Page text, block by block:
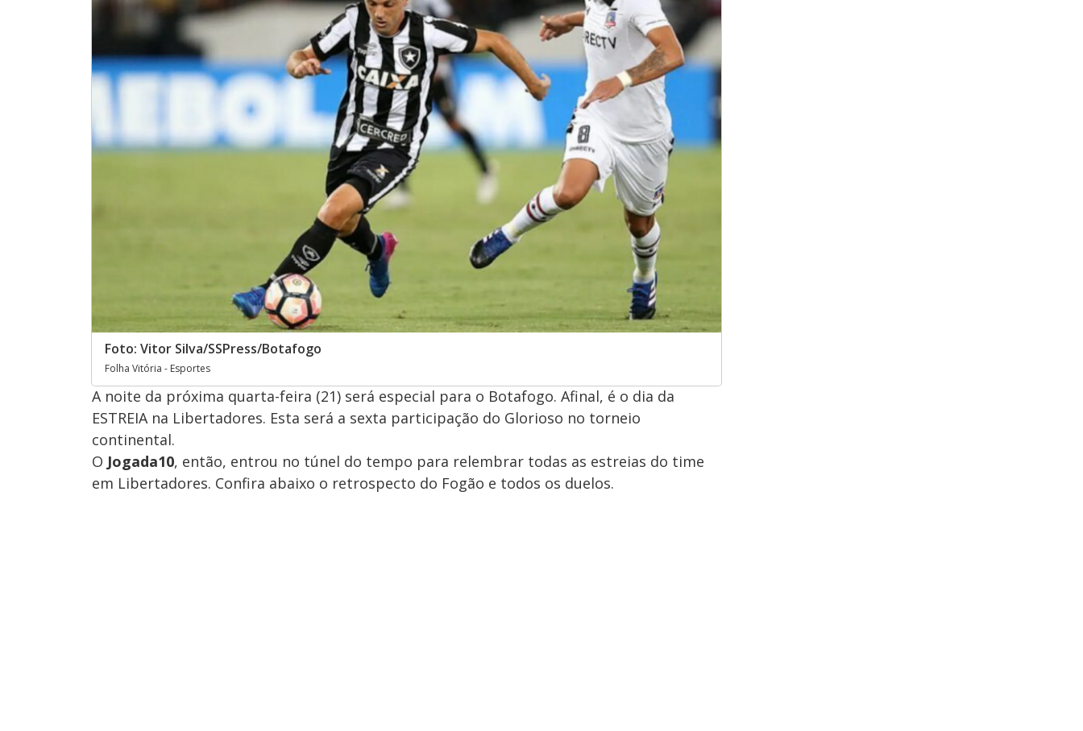
Foto: Vitor Silva/SSPress/Botafogo
Folha Vitória - Esportes
A noite da próxima quarta-feira (21) será especial para o Botafogo. Afinal, é o dia da
ESTREIA na Libertadores. Esta será a sexta participação do Glorioso no torneio
continental.
O Jogada10, então, entrou no túnel do tempo para relembrar todas as estreias do time
em Libertadores. Confira abaixo o retrospecto do Fogão e todos os duelos.